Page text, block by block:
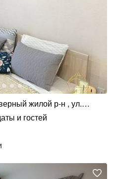
жилой р-н , ул.
26Б
и гостей